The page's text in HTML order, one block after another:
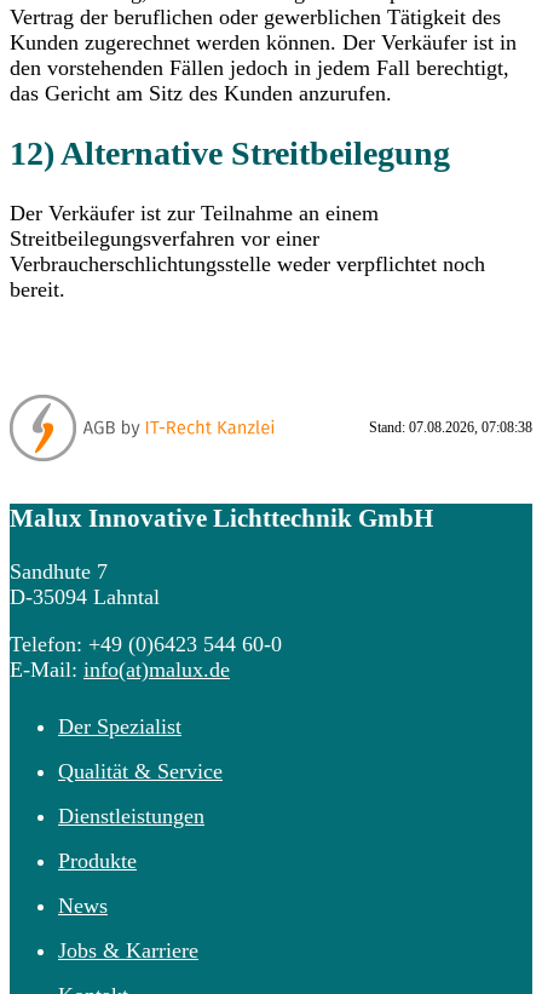
Vertrag der beruflichen oder gewerblichen Tätigkeit des
Kunden zugerechnet werden können. Der Verkäufer ist in
den vorstehenden Fällen jedoch in jedem Fall berechtigt,
das Gericht am Sitz des Kunden anzurufen.
12) Alternative Streitbeilegung
Der Verkäufer ist zur Teilnahme an einem
Streitbeilegungsverfahren vor einer
Verbraucherschlichtungsstelle weder verpflichtet noch
bereit.
Stand: 07.08.2026, 07:08:38
Malux Innovative Lichttechnik GmbH
Sandhute 7
D-35094 Lahntal
Telefon: +49 (0)6423 544 60-0
E-Mail: info(at)malux.de
Der Spezialist
Qualität & Service
Dienstleistungen
Produkte
News
Jobs & Karriere